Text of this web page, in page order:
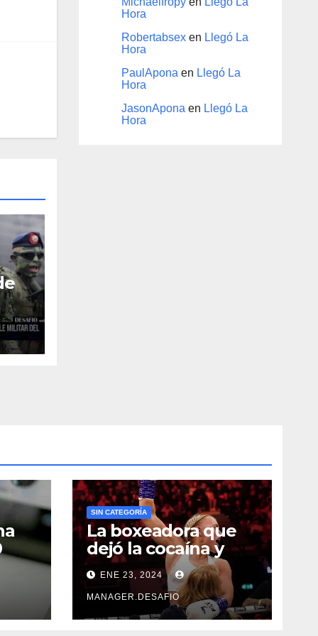
el
Hora
Robertabsexen Llegó La
Hora
PaulAponaen Llegó La
Hora
JasonAponaen Llegó La
Hora
SIN CATEGORÍA
La boxeadora que
dejó la cocaína y
ahora quiere
triunfar en el ring​
ENE 23, 2024
MANAGER.DESAFIO